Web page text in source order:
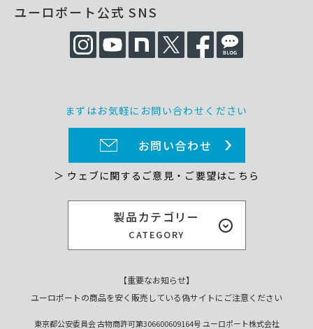
製品カテゴリー
CATEGORY
ユーロポート公式 SNS
まずはお気軽にお問い合わせください
お問い合わせ
＞ ウェブに関するご意見・ご要望はこちら
【重要なお知らせ】
ユーロポートの商品を安く販売している偽サイトにご注意ください
東京都公安委員会 古物商許可第306600609164号 ユーロポート株式会社